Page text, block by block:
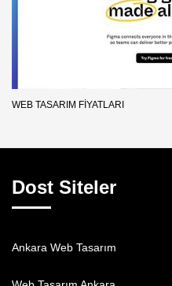
WEB TASARIM FIYATLARI
Dost Siteler
Ankara Web Tasarım